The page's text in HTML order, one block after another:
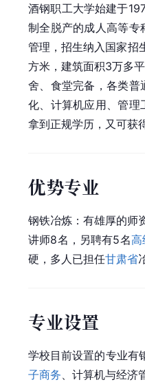
酒钢职工大学始建于
制全脱产的成人高等
管理，招生纳入国家招
方米，建筑面积3万多
舍、食堂完备，各类
化、计算机应用、管理
拿到正规学历，又可获
优势专业
钢铁冶炼：有雄厚的师
讲师8名，另聘有5名高
硬，多人已担任甘肃省
专业设置
学校目前设置的专业有
子商务 、计算机与经